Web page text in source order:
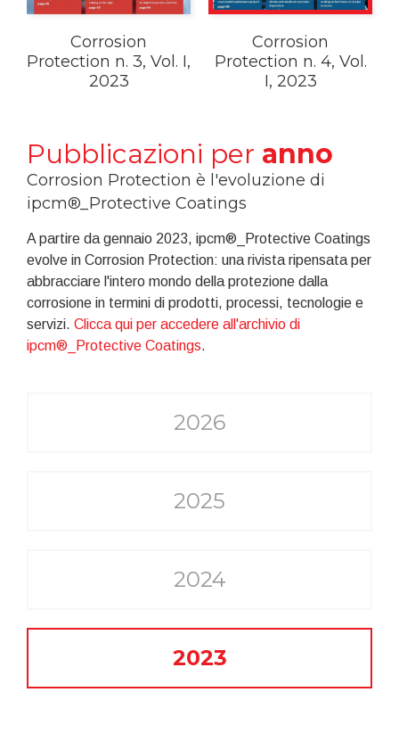
Corrosion
Protection n. 3, Vol. I,
2023
Corrosion
Protection n. 4, Vol.
I, 2023
Pubblicazioni per anno
Corrosion Protection è l'evoluzione di
ipcm®_Protective Coatings
A partire da gennaio 2023, ipcm®_Protective Coatings
evolve in Corrosion Protection: una rivista ripensata per
abbracciare l'intero mondo della protezione dalla
corrosione in termini di prodotti, processi, tecnologie e
servizi. Clicca qui per accedere all'archivio di
ipcm®_Protective Coatings.
2026
2025
2024
2023